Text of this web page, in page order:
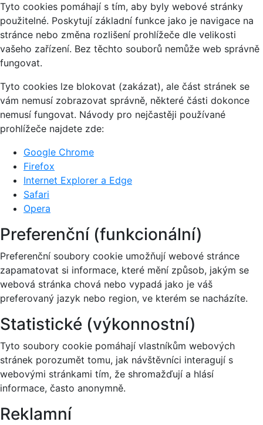
Tyto cookies pomáhají s tím, aby byly webové stránky
použitelné. Poskytují základní funkce jako je navigace na
stránce nebo změna rozlišení prohlížeče dle velikosti
vašeho zařízení. Bez těchto souborů nemůže web správně
fungovat.
Tyto cookies lze blokovat (zakázat), ale část stránek se
vám nemusí zobrazovat správně, některé části dokonce
nemusí fungovat. Návody pro nejčastěji používané
prohlížeče najdete zde:
Google Chrome
Firefox
Internet Explorer a Edge
Safari
Opera
Preferenční (funkcionální)
Preferenční soubory cookie umožňují webové stránce
zapamatovat si informace, které mění způsob, jakým se
webová stránka chová nebo vypadá jako je váš
preferovaný jazyk nebo region, ve kterém se nacházíte.
Statistické (výkonnostní)
Tyto soubory cookie pomáhají vlastníkům webových
stránek porozumět tomu, jak návštěvníci interagují s
webovými stránkami tím, že shromažďují a hlásí
informace, často anonymně.
Reklamní